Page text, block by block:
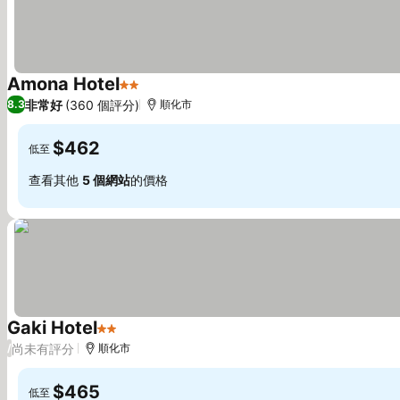
Amona Hotel2 星級查看價格
8.3非常好 (360 個評分) 順化市
低至 $462
查看其他 5 個網站的價格
Gaki Hotel2 星級
/尚未有評分 順化市
低至 $465